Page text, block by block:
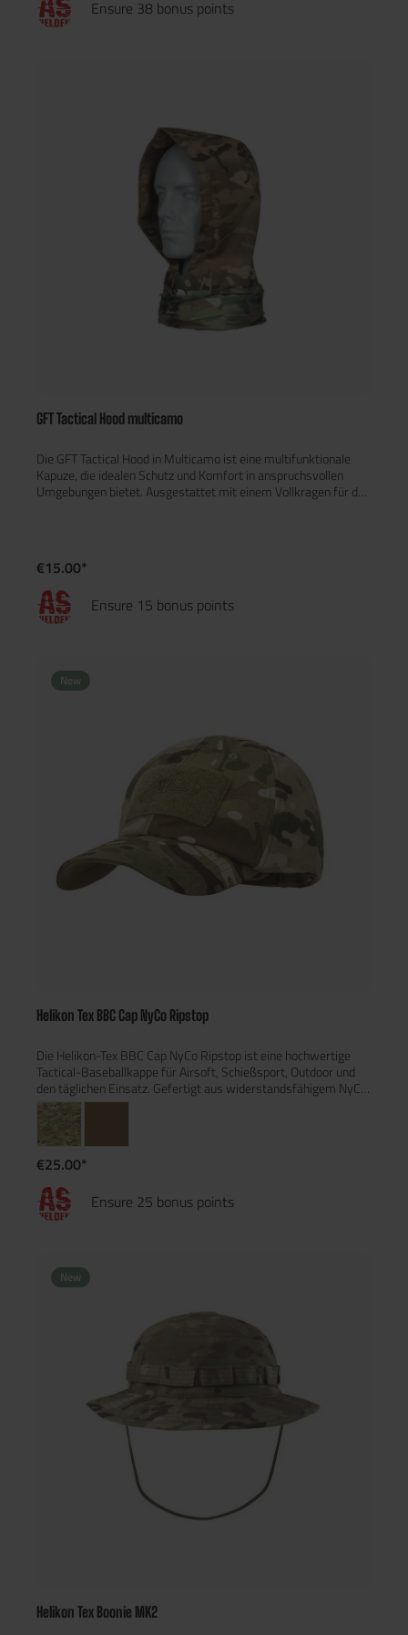
(50 % Baumwolle / 50 % Polyester) hervorragende
feuchtigkeitsableitende Eigenschaften. Dadurch bleibt der
bieten Stauraum für wichtige Kleinteile, während großzügige
Klettflächen Platz für Patches, Einheitsabzeichen oder ID-
Marker schaffen. Verstärkte Ellbogenbereiche dienen
gleichzeitig als Aufnahmefach für Ellbogenschoner, und die
vollständig verstellbaren Ärmelenden sorgen für eine
damit die perfekte Kombination aus Komfort, Funktionalität
und moderner taktischer Optik – ideal für Airsoft, Outdoor,
Training oder Einsatz. Vorteile & Merkmale Entwickelt für das
Tragen unter Plattenträgern Feuchtigkeitsableitender Rumpf
(50% Baumwolle / 50% Polyester) Strapazierfähige Ärmel,
Kragen & Schultern (100% Baumwolle) Hochwertiger YKK-
Ensure 38 bonus points
GFT Tactical Hood multicamo
Die GFT Tactical Hood in Multicamo ist eine multifunktionale
Kapuze, die idealen Schutz und Komfort in anspruchsvollen
Umgebungen bietet. Ausgestattet mit einem Vollkragen für den
niedrigen Temperaturen. Der hochwertige Multicamo-Look
verleiht dabei einen professionellen, stilvollen
Auftritt.Merkmale:Schornstein-Kragen für umfassenden Hals-
und NackenschutzIntegrierte Stoffmaske zum Schutz des
€15.00*
Ensure 15 bonus points
New
Helikon Tex BBC Cap NyCo Ripstop
Die Helikon-Tex BBC Cap NyCo Ripstop ist eine hochwertige
Tactical-Baseballkappe für Airsoft, Schießsport, Outdoor und
den täglichen Einsatz. Gefertigt aus widerstandsfähigem NyCo
Ripstop-Gewebe (50 % Baumwolle / 50 % Nylon), kombiniert
sie hohen Tragekomfort mit ausgezeichneter
Strapazierfähigkeit. Das Ripstop-Gewebe verhindert das
idealen Begleiter für anspruchsvolle Einsätze. Die mittelhohe
Passform ist mit den meisten Gehörschutz- und taktischen
Ausrüstungssystemen kompatibel. Mehrere
Belüftungsöffnungen sorgen auch an warmen Tagen für ein
Kopfgröße ermöglicht. Besonders praktisch sind die vier
Klettflächen, auf denen sich Namensschilder, Flaggen, IR- oder
Cap sowohl für professionelle Anwender als auch für Airsoft-
Spieler, die ihre Ausrüstung individuell gestalten möchten.
€25.00*
Ensure 25 bonus points
New
Helikon Tex Boonie MK2